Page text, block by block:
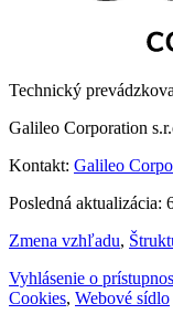
Technický
Galileo Corporation
Kontakt: Galileo
Posledná aktualizácia:
Zmena vzhľadu,
Vyhlásenie o
Cookies, Webové sídlo